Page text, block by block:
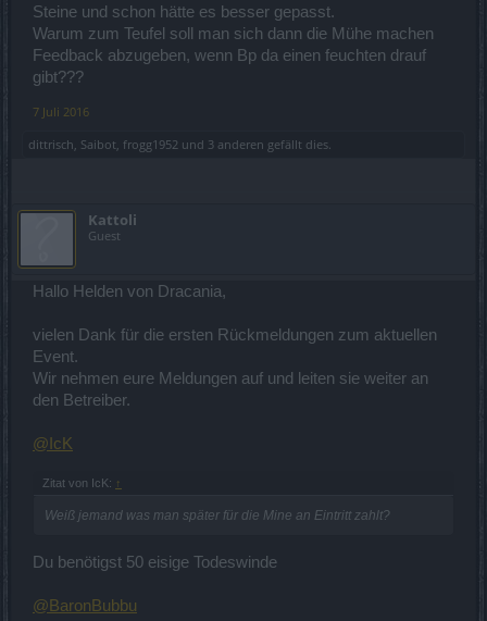
Steine und schon hätte es besser gepasst.
Warum zum Teufel soll man sich dann die Mühe machen
Feedback abzugeben, wenn Bp da einen feuchten drauf
gibt???
7 Juli 2016
dittrisch, Saibot, frogg1952 und 3 anderen gefällt dies.
Kattoli
Guest
Hallo Helden von Dracania,
vielen Dank für die ersten Rückmeldungen zum aktuellen
Event.
Wir nehmen eure Meldungen auf und leiten sie weiter an
den Betreiber.
@IcK
Zitat von IcK: ↑
Weiß jemand was man später für die Mine an Eintritt zahlt?
Du benötigst 50 eisige Todeswinde
@BaronBubbu